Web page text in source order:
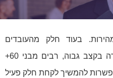
בעוד חלק מהעובדים
הצעירים מחליפים מקומות עבודה בקצב גבוה, רבים מבני 60+
להמשיך לקחת חלק פעיל